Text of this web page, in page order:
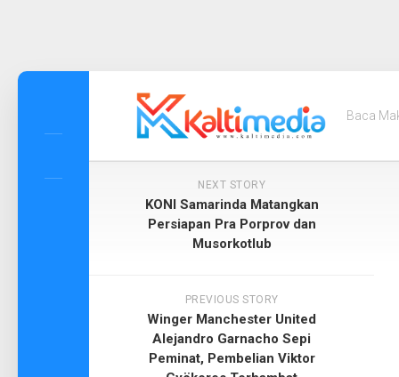
Skip
Baca
NEXT STORY
KONI Samarinda Matangkan
Persiapan Pra Porprov dan
Musorkotlub
PREVIOUS STORY
Winger Manchester United
Alejandro Garnacho Sepi
Peminat, Pembelian Viktor